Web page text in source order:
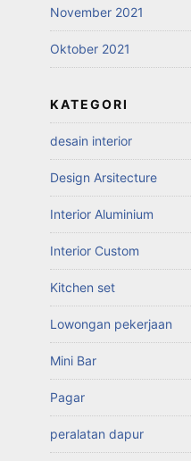
November 2021
Oktober 2021
KATEGORI
desain interior
Design Arsitecture
Interior Aluminium
Interior Custom
Kitchen set
Lowongan pekerjaan
Mini Bar
Pagar
peralatan dapur